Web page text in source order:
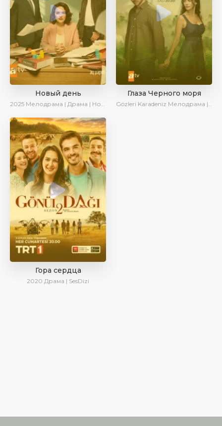
Новый день
2025 Мелодрама | Драма | Новинки | Сериалы 2025
Глаза Черного моря
Gözleri Karadeniz Мелодрама | Драма | Новинки | Сериалы 2025
Гора сердца
2020 Драма | SesDizi